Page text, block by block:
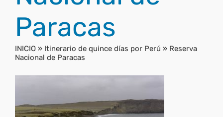
Paracas
INICIO » Itinerario de quince días por Perú » Reserva
Nacional de Paracas